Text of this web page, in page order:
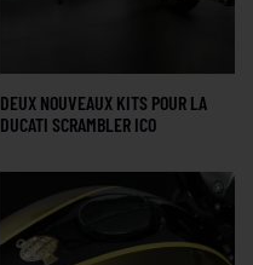
DEUX NOUVEAUX KITS POUR LA
DUCATI SCRAMBLER ICO